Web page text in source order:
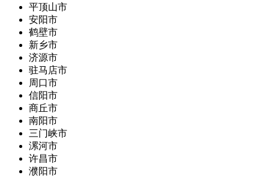
平顶山市
安阳市
鹤壁市
新乡市
济源市
驻马店市
周口市
信阳市
商丘市
南阳市
三门峡市
漯河市
许昌市
濮阳市